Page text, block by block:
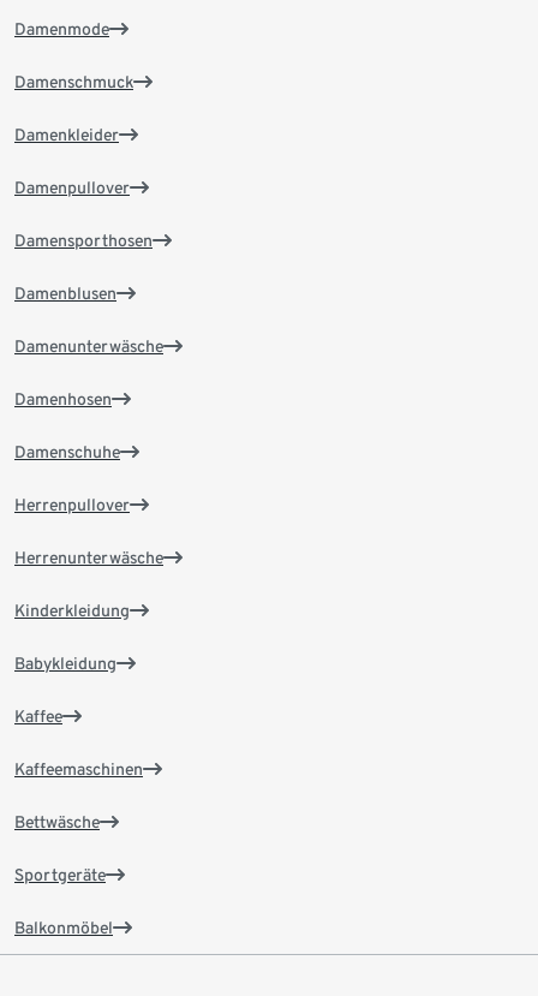
Damenmode
Damenschmuck
Damenkleider
Damenpullover
Damensporthosen
Damenblusen
Damenunterwäsche
Damenhosen
Damenschuhe
Herrenpullover
Herrenunterwäsche
Kinderkleidung
Babykleidung
Kaffee
Kaffeemaschinen
Bettwäsche
Sportgeräte
Balkonmöbel